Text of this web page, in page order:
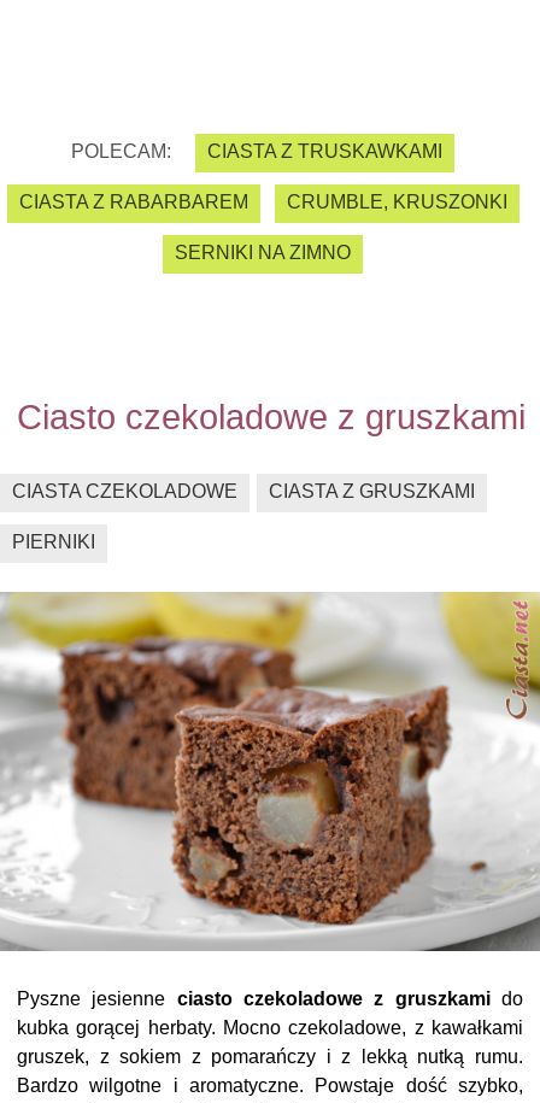
POLECAM: CIASTA Z TRUSKAWKAMI
CIASTA Z RABARBAREM CRUMBLE, KRUSZONKI
SERNIKI NA ZIMNO
Ciasto czekoladowe z gruszkami
CIASTA CZEKOLADOWE CIASTA Z GRUSZKAMI
PIERNIKI
Pyszne jesienne ciasto czekoladowe z gruszkamido
kubka gorącej herbaty. Mocno czekoladowe, z kawałkami
gruszek, z sokiem z pomarańczy i z lekką nutką rumu.
Bardzo wilgotne i aromatyczne. Powstaje dość szybko,